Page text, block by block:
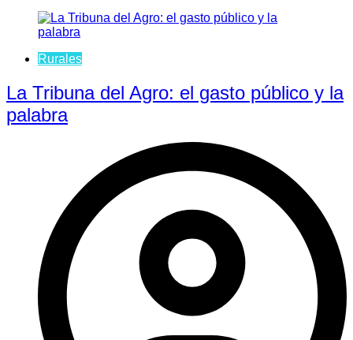
Rurales
La Tribuna del Agro: el gasto público y la
palabra